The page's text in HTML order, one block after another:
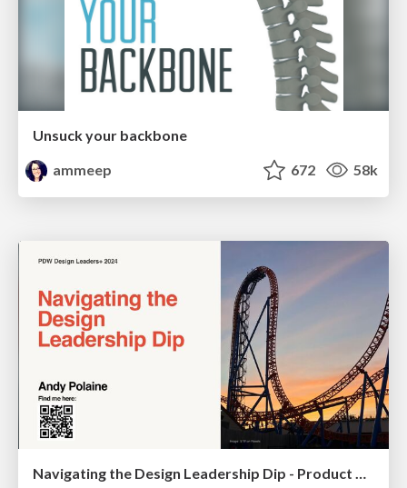
Unsuck your backbone
ammeep
672 58k
Navigating the Design Leadership Dip - Product Design Week Design Leaders+ Conference 2024